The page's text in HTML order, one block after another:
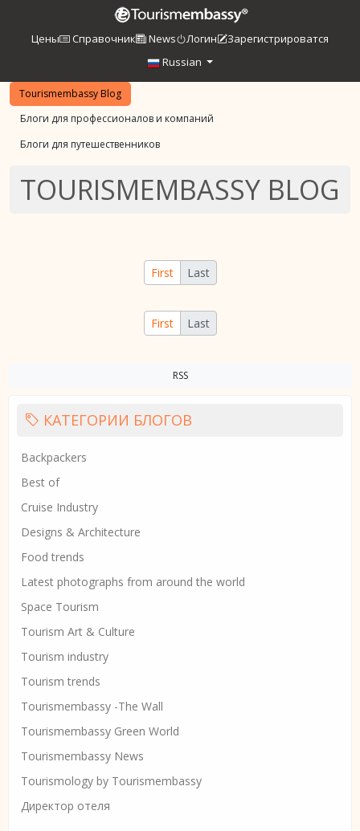
Цены Справочник News Логин
Зарегистрироватся
Russian
Tourismembassy Blog
Блоги для профессионалов и компаний
Блоги для путешественников
TOURISMEMBASSY BLOG
First Last
First Last
RSS
КАТЕГОРИИ БЛОГОВ
Backpackers
Best of
Cruise Industry
Designs & Architecture
Food trends
Latest photographs from around the world
Space Tourism
Tourism Art & Culture
Tourism industry
Tourism trends
Tourismembassy -The Wall
Tourismembassy Green World
Tourismembassy News
Tourismology by Tourismembassy
Директор отеля